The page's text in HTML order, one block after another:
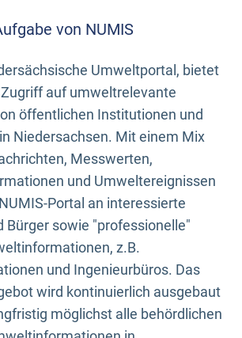
von NUMIS
Umweltportal, bietet
auf umweltrelevante
öffentlichen Institutionen und
Niedersachsen. Mit einem Mix
Messwerten,
und Umweltereignissen
Portal an interessierte
Bürger sowie "professionelle"
z.B.
und Ingenieurbüros. Das
wird kontinuierlich ausgebaut
möglichst alle behördlichen